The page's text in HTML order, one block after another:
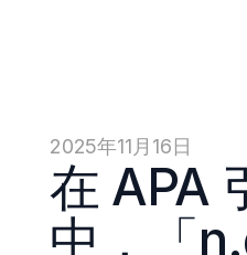
2025年11月16日
在 APA
中，「